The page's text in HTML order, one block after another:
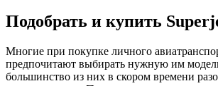
Подобрать и купить
Многие при покупке личного
предпочитают выбирать нужную им
большинство из них в скором времени